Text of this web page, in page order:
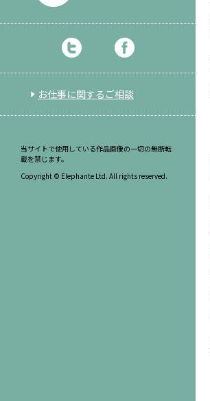
お仕事に関するご相談
当サイトで使用している作品画像の一切の無断転
載を禁じます。
Copyright © Elephante Ltd. All rights reserved.